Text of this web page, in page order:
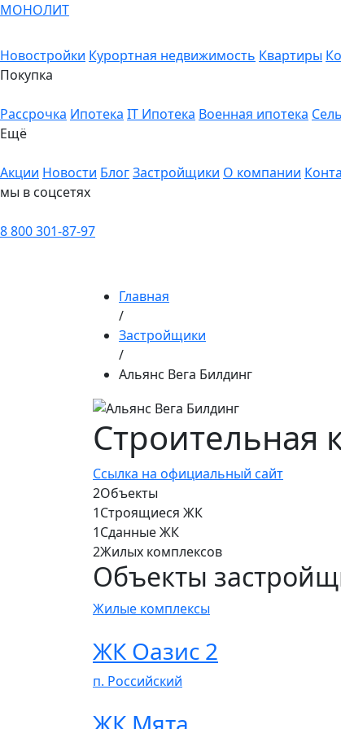
МОНОЛИТ
Новостройки Курортная недвижимость Квартиры
Покупка
Рассрочка Ипотека IT Ипотека Военная ипотека
Ещё
Акции Новости БлогЗастройщики О компании
мы в соцсетях
8 800 301-87-97
Главная
/
Застройщики
/
Альянс Вега Билдинг
Строительная
Ссылка на официальный сайт
2Объекты
1Строящиеся ЖК
1Сданные ЖК
2Жилых комплексов
Объекты
Жилые комплексы
ЖК Оазис 2
п. Российский